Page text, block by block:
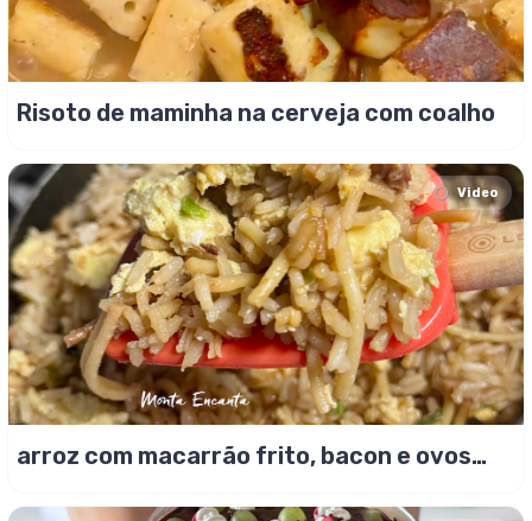
Risoto de maminha na cerveja com coalho
Video
arroz com macarrão frito, bacon e ovos